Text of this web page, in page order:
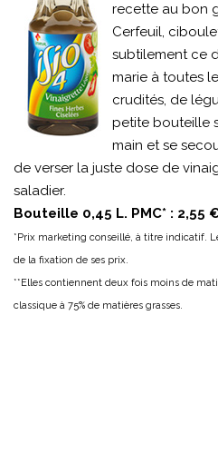
recette au bon
Cerfeuil,
subtilement ce
marie à toutes
crudités, de
petite bouteille
main et se
de verser la juste dose de
saladier.
Bouteille 0,45 L. PMC* : 2,55
*Prix marketing conseillé, à titre indicatif.
de la fixation de ses prix.
**Elles contiennent deux fois moins de
classique à 75% de matières grasses.